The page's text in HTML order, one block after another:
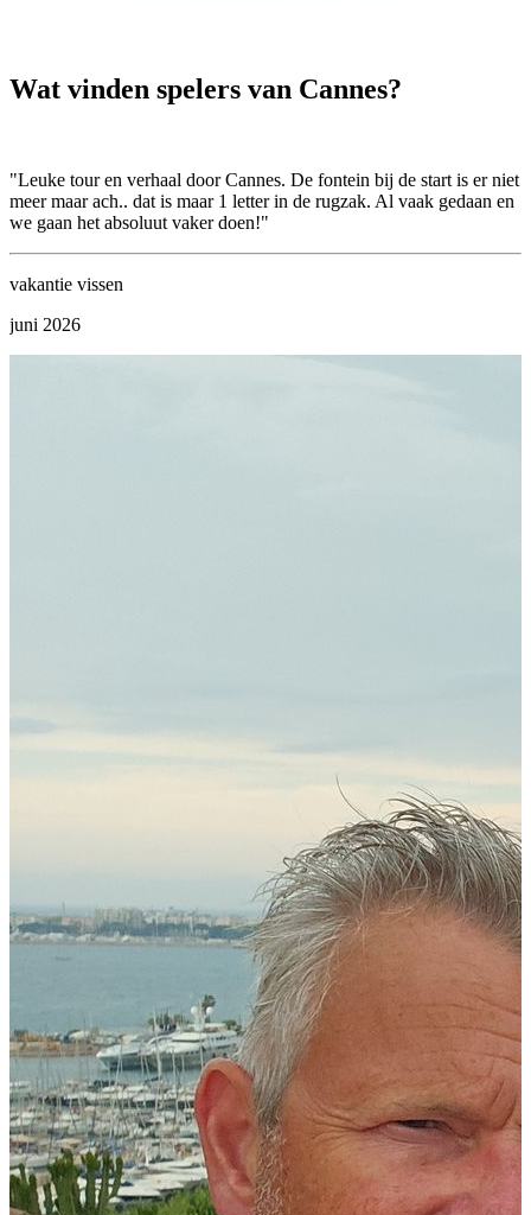
Wat vinden spelers van Cannes?
"Leuke tour en verhaal door Cannes. De fontein bij de start is er niet
meer maar ach.. dat is maar 1 letter in de rugzak. Al vaak gedaan en
we gaan het absoluut vaker doen!"
vakantie vissen
juni 2026